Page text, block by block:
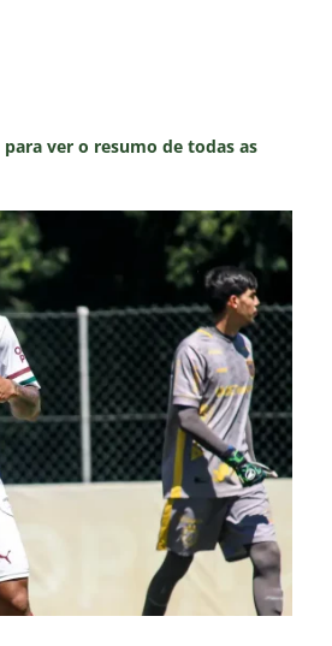
para ver o resumo de todas as